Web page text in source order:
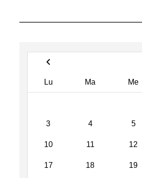
Lu Ma Me
3 4 5
10 11 12
17 18 19